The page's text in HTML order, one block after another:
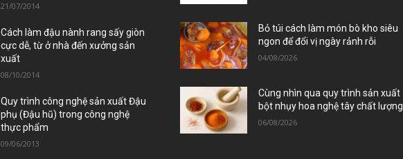
21/07/2014
Cách làm đậu nành rang sấy giòn
cực dễ, từ ở nhà đến xưởng sản
xuất
08/10/2014
Quy trình công nghệ sản xuất Đậu
phụ (Đậu hũ) trong công nghệ
thực phẩm
09/06/2013
Bỏ túi cách làm món bò kho siêu
ngon để đổi vị ngày rảnh rỗi
04/08/2026
Cùng nhìn qua quy trình sản xuất
bột nhụy hoa nghệ tây chất lượng
06/08/2026